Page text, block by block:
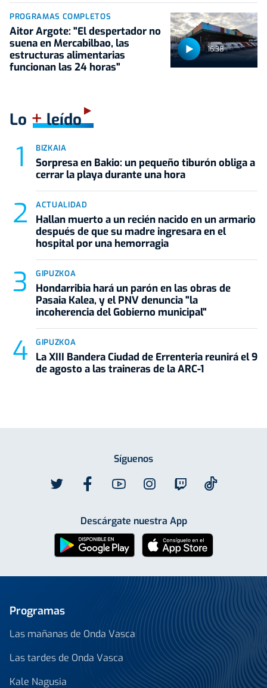
16:38
PROGRAMAS COMPLETOS
Aitor Argote: "El despertador no
suena en Mercabilbao, las
estructuras alimentarias
funcionan las 24 horas"
Lo +leído
BIZKAIA
Sorpresa en Bakio: un pequeño tiburón obliga a
cerrar la playa durante una hora
ACTUALIDAD
Hallan muerto a un recién nacido en un armario
después de que su madre ingresara en el
hospital por una hemorragia
GIPUZKOA
Hondarribia hará un parón en las obras de
Pasaia Kalea, y el PNV denuncia "la
incoherencia del Gobierno municipal"
GIPUZKOA
La XIII Bandera Ciudad de Errenteria reunirá el 9
de agosto a las traineras de la ARC-1
Síguenos
Descárgate nuestra App
Programas
Las mañanas de Onda Vasca
Las tardes de Onda Vasca
Kale Nagusia